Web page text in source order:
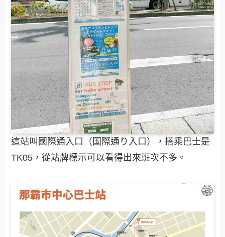
這站叫國際通入口（国際通り入口），搭乘巴士是
TK05，從站牌標示可以看得出來班次不多。